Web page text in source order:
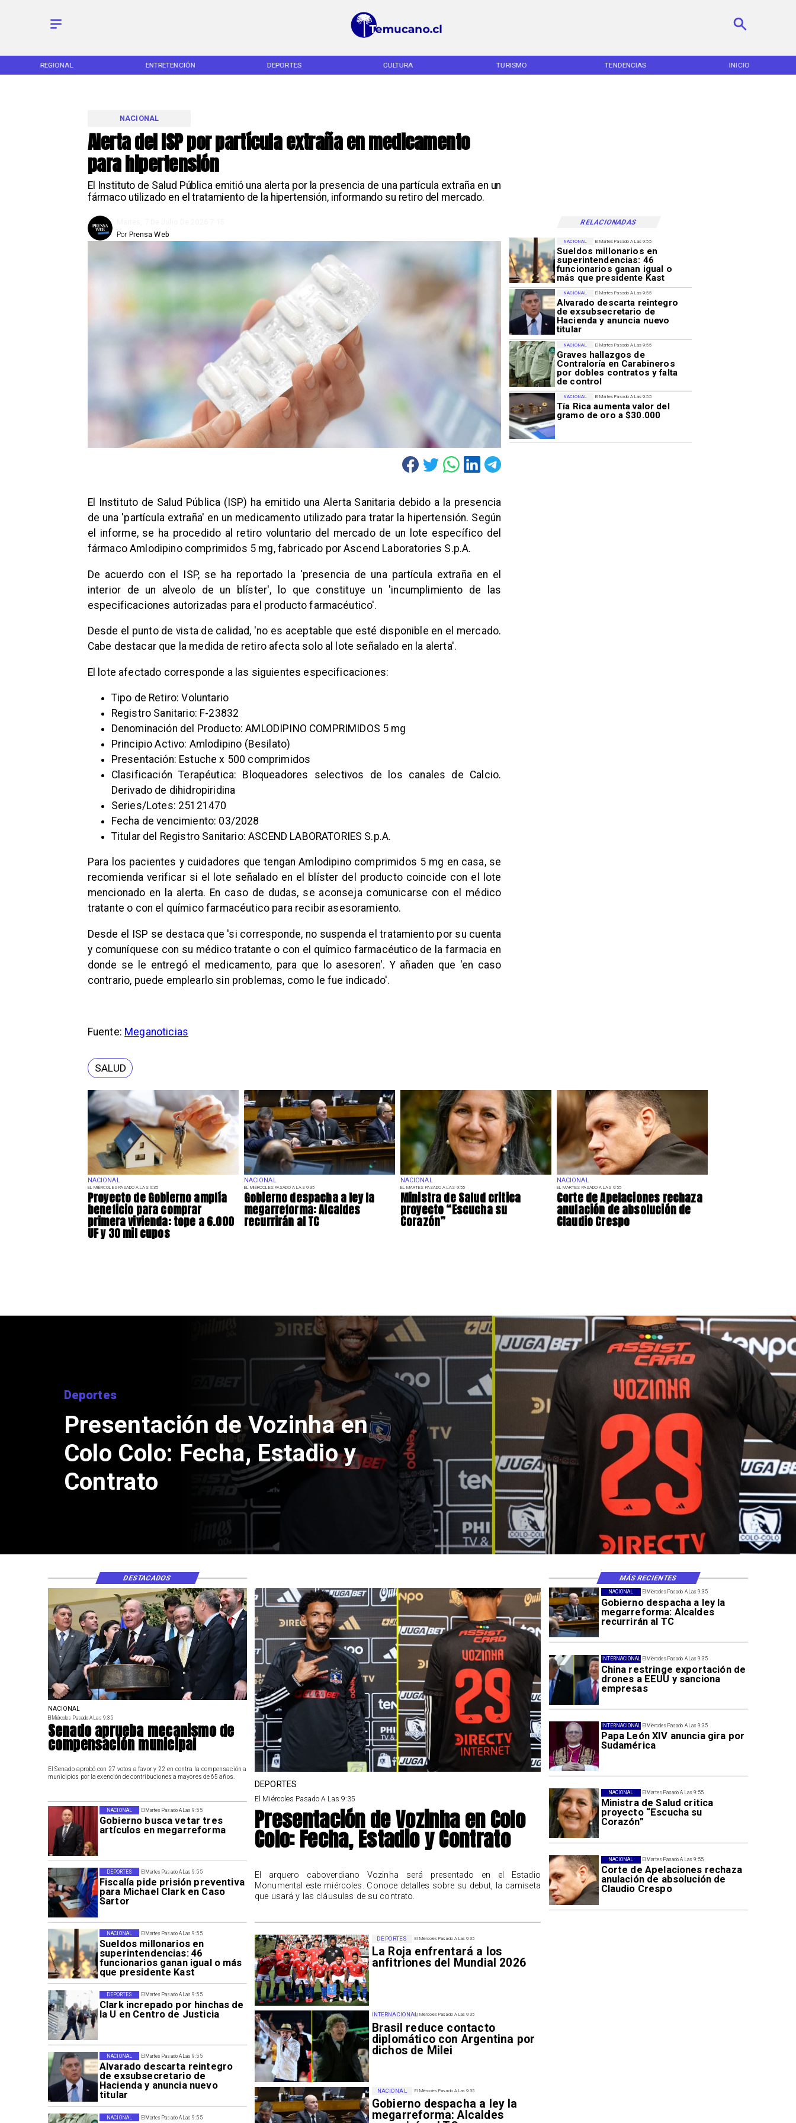
REGIONAL ENTRETENCIÓN DEPORTES CULTURA TURISMO TENDENCIAS INICIO
Alerta del ISP por partícula extraña en medicamento
para hipertensión
El Instituto de Salud Pública emitió una alerta por la presencia de una partícula extraña en un
fármaco utilizado en el tratamiento de la hipertensión, informando su retiro del mercado.
NACIONAL
RELACIONADAS
Prensa Web
Por
NACIONAL
EL MIÉRCOLES PASADO A LAS 9:35
Proyecto de Gobierno amplía
beneficio para comprar
primera vivienda: tope a 6.000
UF y 30 mil cupos
NACIONAL
EL MIÉRCOLES PASADO A LAS 9:35
Gobierno despacha a ley la
megarreforma: Alcaldes
recurrirán al TC
NACIONAL
EL MARTES PASADO A LAS 9:55
Ministra de Salud critica
proyecto “Escucha su
Corazón”
NACIONAL
EL MARTES PASADO A LAS 9:55
Corte de Apelaciones rechaza
anulación de absolución de
Claudio Crespo
El Martes Pasado A Las 9:55
Sueldos millonarios en
superintendencias: 46
funcionarios ganan igual o
más que presidente Kast
NACIONAL
El Martes Pasado A Las 9:55
Alvarado descarta reintegro
de exsubsecretario de
Hacienda y anuncia nuevo
titular
NACIONAL
El Martes Pasado A Las 9:55
Graves hallazgos de
Contraloría en Carabineros
por dobles contratos y falta
de control
NACIONAL
El Martes Pasado A Las 9:55
Tía Rica aumenta valor del
gramo de oro a $30.000
NACIONAL
El Instituto de Salud Pública (ISP) ha emitido una Alerta Sanitaria debido a la presencia
de una 'partícula extraña' en un medicamento utilizado para tratar la hipertensión. Según
el informe, se ha procedido al retiro voluntario del mercado de un lote específico del
fármaco Amlodipino comprimidos 5 mg, fabricado por Ascend Laboratories S.p.A.
De acuerdo con el ISP, se ha reportado la 'presencia de una partícula extraña en el
interior de un alveolo de un blíster', lo que constituye un 'incumplimiento de las
especificaciones autorizadas para el producto farmacéutico'.
Desde el punto de vista de calidad, 'no es aceptable que esté disponible en el mercado.
Cabe destacar que la medida de retiro afecta solo al lote señalado en la alerta'.
El lote afectado corresponde a las siguientes especificaciones:
Tipo de Retiro: Voluntario
Registro Sanitario: F-23832
Denominación del Producto: AMLODIPINO COMPRIMIDOS 5 mg
Principio Activo: Amlodipino (Besilato)
Presentación: Estuche x 500 comprimidos
Clasificación Terapéutica: Bloqueadores selectivos de los canales de Calcio.
Derivado de dihidropiridina
Series/Lotes: 25121470
Fecha de vencimiento: 03/2028
Titular del Registro Sanitario: ASCEND LABORATORIES S.p.A.
Para los pacientes y cuidadores que tengan Amlodipino comprimidos 5 mg en casa, se
recomienda verificar si el lote señalado en el blíster del producto coincide con el lote
mencionado en la alerta. En caso de dudas, se aconseja comunicarse con el médico
tratante o con el químico farmacéutico para recibir asesoramiento.
Desde el ISP se destaca que 'si corresponde, no suspenda el tratamiento por su cuenta
y comuníquese con su médico tratante o con el químico farmacéutico de la farmacia en
donde se le entregó el medicamento, para que lo asesoren'. Y añaden que 'en caso
contrario, puede emplearlo sin problemas, como le fue indicado'.
Fuente: Meganoticias
SALUD
Senado aprueba mecanismo de
compensación municipal
El Miércoles Pasado A Las 9:35
Gobierno despacha a ley la
megarreforma: Alcaldes
recurrirán al TC
NACIONAL
El Miércoles Pasado A Las 9:35
China restringe exportación de
drones a EEUU y sanciona
empresas
INTERNACIONAL
El Miércoles Pasado A Las 9:35
Papa León XIV anuncia gira por
Sudamérica
INTERNACIONAL
El Martes Pasado A Las 9:55
Ministra de Salud critica
proyecto “Escucha su
Corazón”
NACIONAL
El Martes Pasado A Las 9:55
Corte de Apelaciones rechaza
anulación de absolución de
Claudio Crespo
NACIONAL
El Martes Pasado A Las 9:55
Gobierno busca vetar tres
artículos en megarreforma
NACIONAL
El Martes Pasado A Las 9:55
Fiscalía pide prisión preventiva
para Michael Clark en Caso
Sartor
DEPORTES
El Martes Pasado A Las 9:55
Sueldos millonarios en
superintendencias: 46
funcionarios ganan igual o más
que presidente Kast
NACIONAL
El Martes Pasado A Las 9:55
Clark increpado por hinchas de
la U en Centro de Justicia
DEPORTES
El Martes Pasado A Las 9:55
Alvarado descarta reintegro
de exsubsecretario de
Hacienda y anuncia nuevo
titular
NACIONAL
El Martes Pasado A Las 9:55
NACIONAL
El Miércoles Pasado A Las 9:35
La Roja enfrentará a los
anfitriones del Mundial 2026
DEPORTES
El Miércoles Pasado A Las 9:35
Brasil reduce contacto
diplomático con Argentina por
dichos de Milei
INTERNACIONAL
El Miércoles Pasado A Las 9:35
Gobierno despacha a ley la
megarreforma: Alcaldes
NACIONAL
NACIONAL
El Miércoles Pasado A Las 9:35
Senado aprueba mecanismo de
compensación municipal
El Senado aprobó con 27 votos a favor y 22 en contra la compensación a
municipios por la exención de contribuciones a mayores de 65 años.
DEPORTES
El Miércoles Pasado A Las 9:35
Presentación de Vozinha en Colo
Colo: Fecha, Estadio y Contrato
El arquero caboverdiano Vozinha será presentado en el Estadio
Monumental este miércoles. Conoce detalles sobre su debut, la camiseta
que usará y las cláusulas de su contrato.
DESTACADOS MÁS RECIENTES